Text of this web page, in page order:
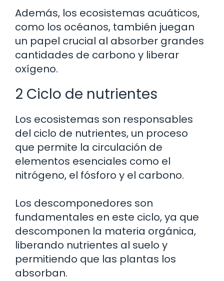
Además, los ecosistemas acuáticos,
como los océanos, también juegan
un papel crucial al absorber grandes
cantidades de carbono y liberar
oxígeno.
2 Ciclo de nutrientes
Los ecosistemas son responsables
del ciclo de nutrientes, un proceso
que permite la circulación de
elementos esenciales como el
nitrógeno, el fósforo y el carbono.
Los descomponedores son
fundamentales en este ciclo, ya que
descomponen la materia orgánica,
liberando nutrientes al suelo y
permitiendo que las plantas los
absorban.